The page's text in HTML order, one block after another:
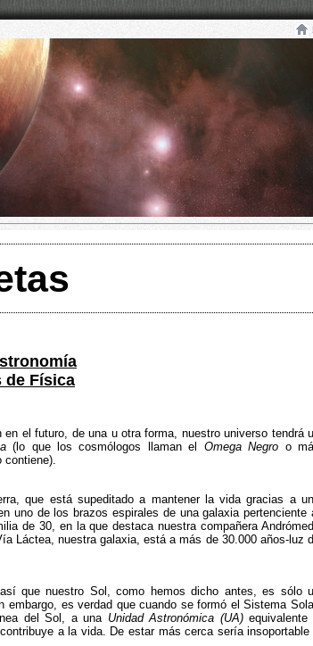
de Física
el futuro, de una u otra forma, nuestro universo tendrá
(lo que los cosmólogos llaman el Omega Negro o
contiene).
que está supeditado a mantener la vida gracias a
uno de los brazos espirales de una galaxia pertenciente
de 30, en la que destaca nuestra compañera
Láctea, nuestra galaxia, está a más de 30.000 años-luz
que nuestro Sol, como hemos dicho antes, es sólo
es verdad que cuando se formó el Sistema
del Sol, a una Unidad Astronómica (UA)equivalente
a la vida. De estar más cerca sería insoportable